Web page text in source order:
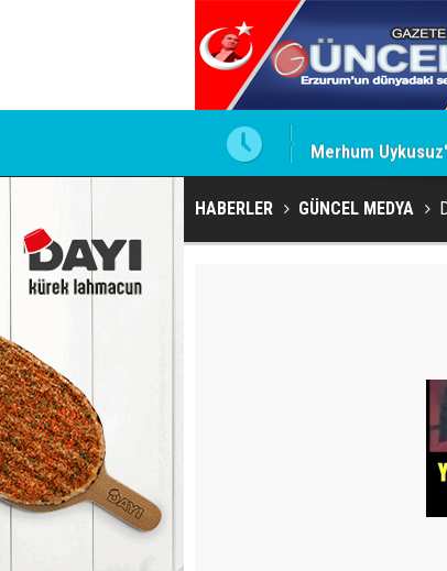
Merhum
HABERLER GÜNCEL MEDYA